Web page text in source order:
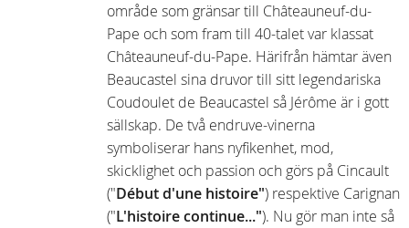
område som gränsar till Châteauneuf-du-
Pape och som fram till 40-talet var klassat
Châteauneuf-du-Pape. Härifrån hämtar även
Beaucastel sina druvor till sitt legendariska
Coudoulet de Beaucastel så Jérôme är i gott
sällskap. De två endruve-vinerna
symboliserar hans nyfikenhet, mod,
skicklighet och passion och görs på Cincault
("Début d'une histoire") respektive Carignan
("L'histoire continue..."). Nu gör man inte så